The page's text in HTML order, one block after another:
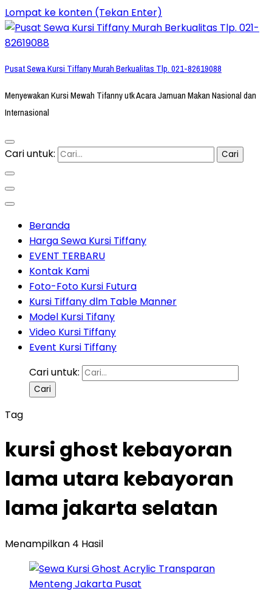
Lompat ke konten (Tekan Enter)
Pusat Sewa Kursi Tiffany Murah Berkualitas Tlp. 021-82619088
Menyewakan Kursi Mewah Tifanny utk Acara Jamuan Makan Nasional dan
Internasional
Cari untuk:
Beranda
Harga Sewa Kursi Tiffany
EVENT TERBARU
Kontak Kami
Foto-Foto Kursi Futura
Kursi Tiffany dlm Table Manner
Model Kursi Tifany
Video Kursi Tiffany
Event Kursi Tiffany
Cari untuk:
Tag
kursi ghost kebayoran
lama utara kebayoran
lama jakarta selatan
Menampilkan 4 Hasil